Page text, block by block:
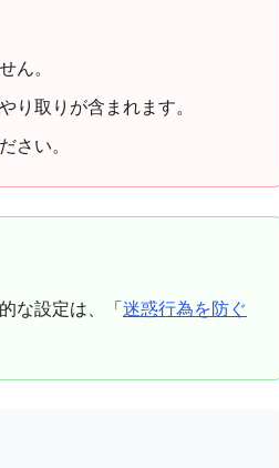
ん。
り取りが含まれます。
さい。
な設定は、「迷惑行為を防ぐ